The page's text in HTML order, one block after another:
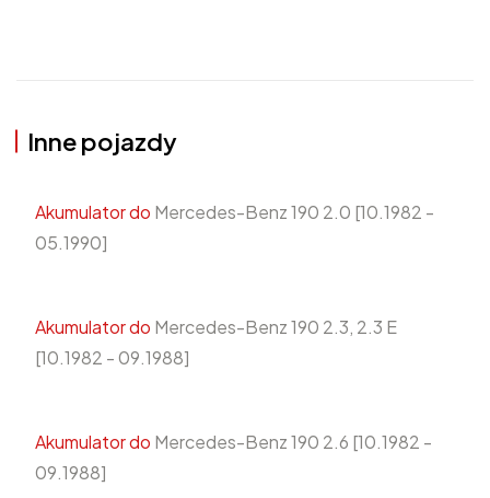
Inne pojazdy
Akumulator do Mercedes-Benz 190 2.0 [10.1982 -
05.1990]
Akumulator do Mercedes-Benz 190 2.3, 2.3 E
[10.1982 - 09.1988]
Akumulator do Mercedes-Benz 190 2.6 [10.1982 -
09.1988]